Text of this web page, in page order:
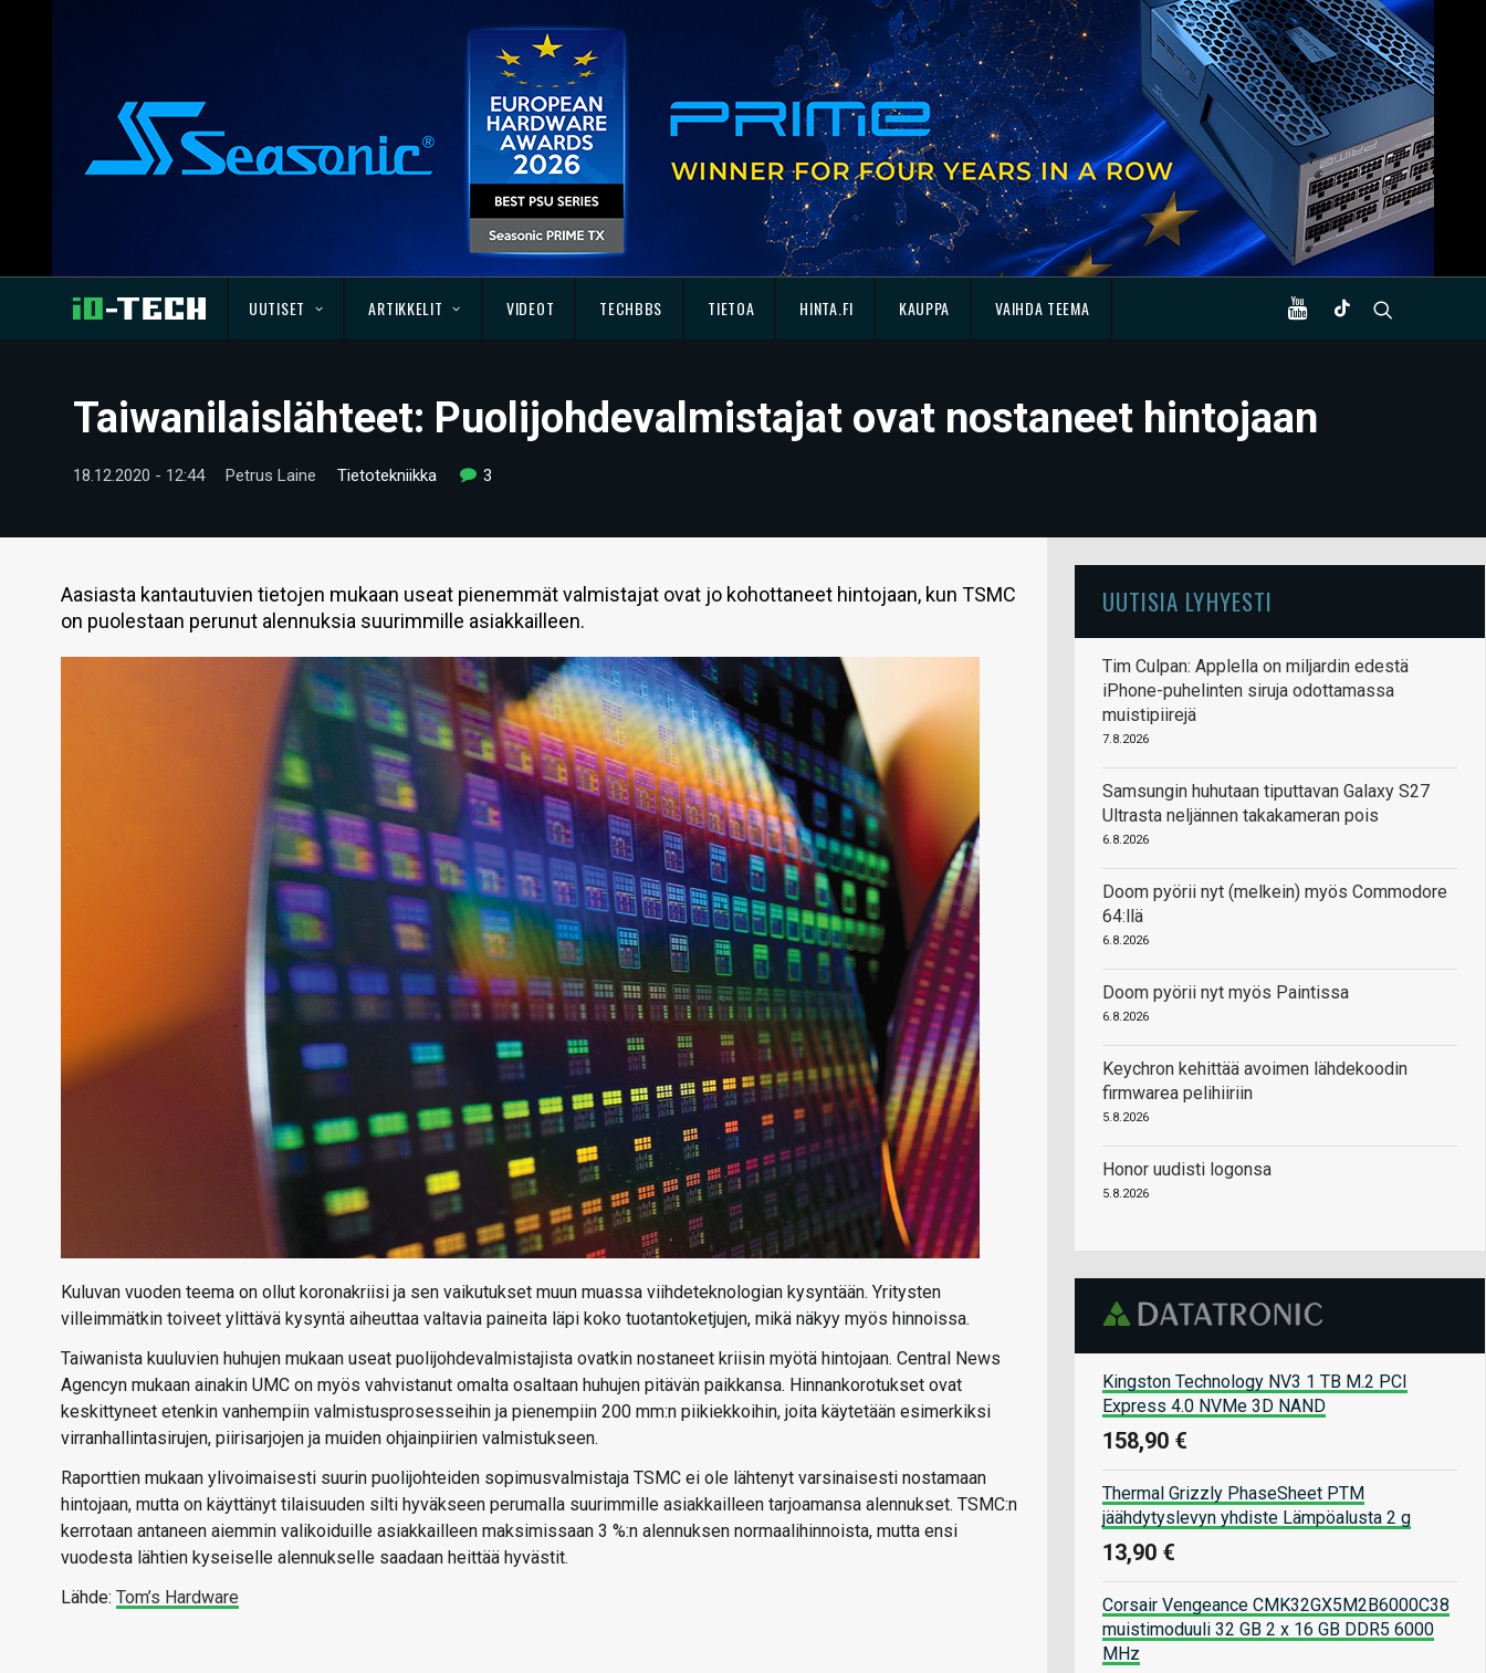
UUTISET ARTIKKELIT VIDEOT TECHBBS TIETOA HINTA.FI KAUPPA VAIHDA TEEMA
Taiwanilaislähteet: Puolijohdevalmistajat ovat nostaneet hintojaan
18.12.2020 - 12:44 Petrus Laine Tietotekniikka 3
Aasiasta kantautuvien tietojen mukaan useat pienemmät valmistajat ovat jo kohottaneet hintojaan, kun TSMC
on puolestaan perunut alennuksia suurimmille asiakkailleen.
Kuluvan vuoden teema on ollut koronakriisi ja sen vaikutukset muun muassa viihdeteknologian kysyntään. Yritysten
villeimmätkin toiveet ylittävä kysyntä aiheuttaa valtavia paineita läpi koko tuotantoketjujen, mikä näkyy myös hinnoissa.
Taiwanista kuuluvien huhujen mukaan useat puolijohdevalmistajista ovatkin nostaneet kriisin myötä hintojaan. Central News
Agencyn mukaan ainakin UMC on myös vahvistanut omalta osaltaan huhujen pitävän paikkansa. Hinnankorotukset ovat
keskittyneet etenkin vanhempiin valmistusprosesseihin ja pienempiin 200 mm:n piikiekkoihin, joita käytetään esimerkiksi
virranhallintasirujen, piirisarjojen ja muiden ohjainpiirien valmistukseen.
Raporttien mukaan ylivoimaisesti suurin puolijohteiden sopimusvalmistaja TSMC ei ole lähtenyt varsinaisesti nostamaan
hintojaan, mutta on käyttänyt tilaisuuden silti hyväkseen perumalla suurimmille asiakkailleen tarjoamansa alennukset. TSMC:n
kerrotaan antaneen aiemmin valikoiduille asiakkailleen maksimissaan 3 %:n alennuksen normaalihinnoista, mutta ensi
vuodesta lähtien kyseiselle alennukselle saadaan heittää hyvästit.
Lähde: Tom’s Hardware
UUTISIA LYHYESTI
Tim Culpan: Applella on miljardin edestä
iPhone-puhelinten siruja odottamassa
muistipiirejä
7.8.2026
Samsungin huhutaan tiputtavan Galaxy S27
Ultrasta neljännen takakameran pois
6.8.2026
Doom pyörii nyt (melkein) myös Commodore
64:llä
6.8.2026
Doom pyörii nyt myös Paintissa
6.8.2026
Keychron kehittää avoimen lähdekoodin
firmwarea pelihiiriin
5.8.2026
Honor uudisti logonsa
5.8.2026
Kingston Technology NV3 1 TB M.2 PCI
Express 4.0 NVMe 3D NAND
158,90 €
Thermal Grizzly PhaseSheet PTM
jäähdytyslevyn yhdiste Lämpöalusta 2 g
13,90 €
Corsair Vengeance CMK32GX5M2B6000C38
muistimoduuli 32 GB 2 x 16 GB DDR5 6000
MHz